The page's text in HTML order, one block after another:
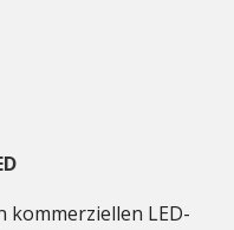
kommerziellen LED-